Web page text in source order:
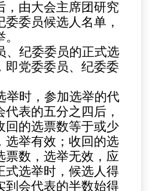
，由大会主席团研究
委员候选人名单，
、纪委委员的正式选
即党委委员、纪委委
举时，参加选举的代
表的五分之四后，
回的选票数等于或少
选举有效；收回的选
票数，选举无效，应
式选举时，候选人得
到会代表的半数始得